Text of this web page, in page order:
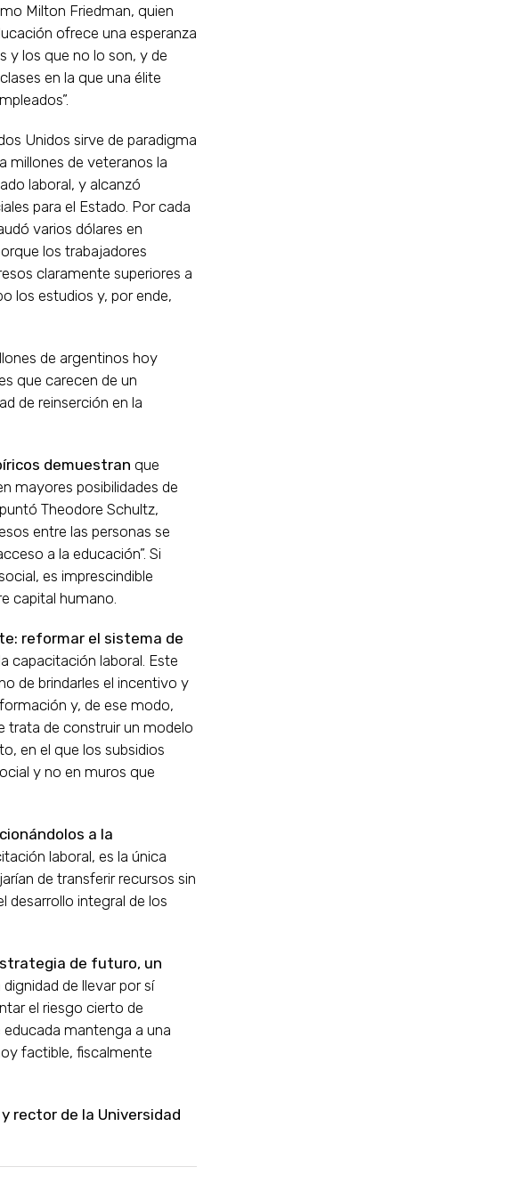
Milton Friedman, quien
ofrece una esperanza
y los que no lo son, y de
en la que una élite
Unidos sirve de paradigma
millones de veteranos la
laboral, y alcanzó
para el Estado. Por cada
varios dólares en
los trabajadores
claramente superiores a
los estudios y, por ende,
de argentinos hoy
que carecen de un
de reinserción en la
demuestran que
mayores posibilidades de
Theodore Schultz,
entre las personas se
a la educación”. Si
es imprescindible
capital humano.
reformar el sistema de
capacitación laboral. Este
de brindarles el incentivo y
y, de ese modo,
trata de construir un modelo
en el que los subsidios
y no en muros que
a la
laboral, es la única
de transferir recursos sin
desarrollo integral de los
de futuro, un
de llevar por sí
el riesgo cierto de
mantenga a una
factible, fiscalmente
rector de la Universidad